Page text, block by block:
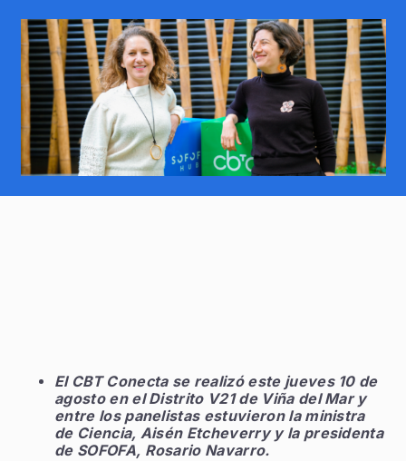
El CBT Conecta se realizó este jueves 10 de
agosto en el Distrito V21 de Viña del Mar y
entre los panelistas estuvieron la ministra
de Ciencia, Aisén Etcheverry y la presidenta
de SOFOFA, Rosario Navarro.